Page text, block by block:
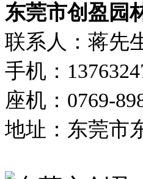
东莞市创盈园
联系人：蒋先
手机：
座机：0769-
地址：东莞市